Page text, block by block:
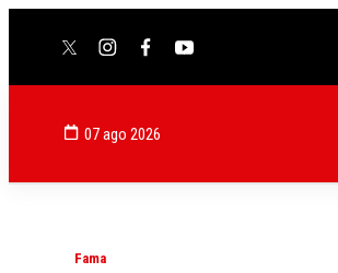
twitterinstagram
facebookyoutube
07 ago 2026
Fama